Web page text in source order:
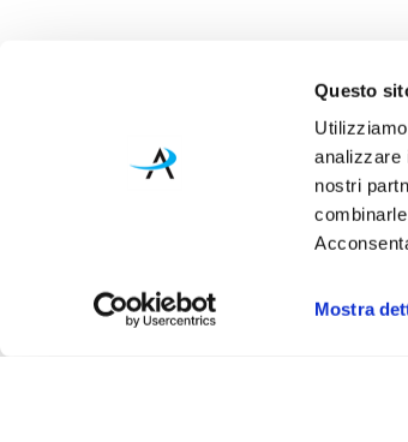
Questo
analizzare
nostri
Mostra